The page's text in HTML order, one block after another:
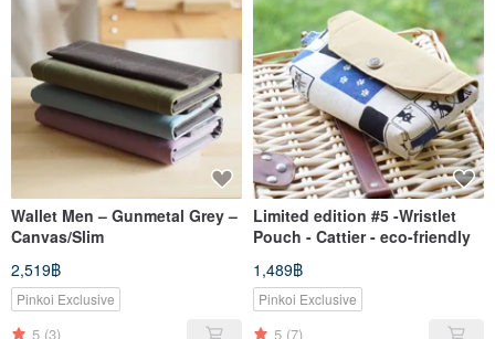
Wallet Men – Gunmetal Grey –
Canvas/Slim
2,519฿
Pinkoi Exclusive
5 (3)
Limited edition #5 -Wristlet
Pouch - Cattier - eco-friendly
1,489฿
Pinkoi Exclusive
5 (7)